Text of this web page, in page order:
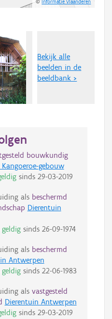
©Informatie Vlaanderen
Bekijk alle
beelden in de
beeldbank >
bouwkundig
gebouw
sinds 29-03-2019
als beschermd
Dierentuin
geldigsinds 26-09-1974
als beschermd
Antwerpen
geldigsinds 22-06-1983
als vastgesteld
Dierentuin Antwerpen
sinds 29-03-2019